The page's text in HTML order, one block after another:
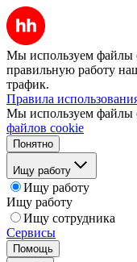
Мы используем файлы
правильную работу
трафик.
Правила
Мы используем файлы
файлов cookie
Понятно
Ищу работу
Ищу работу
Ищу работу
Ищу сотрудника
Сервисы
Помощь